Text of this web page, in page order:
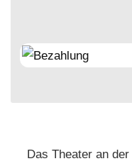
Das Theater an